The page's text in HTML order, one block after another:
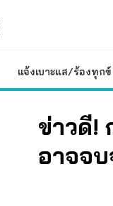
แจ้งเบาะแส/ร้องทุกข์
ข่าวดี!
อาจจบ